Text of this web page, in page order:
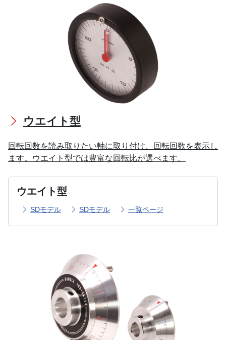
ウエイト型
回転回数を読み取りたい軸に取り付け、回転回数を表示し
ます。ウエイト型では豊富な回転比が選べます。
ウエイト型
SDモデル SDモデル 一覧ページ